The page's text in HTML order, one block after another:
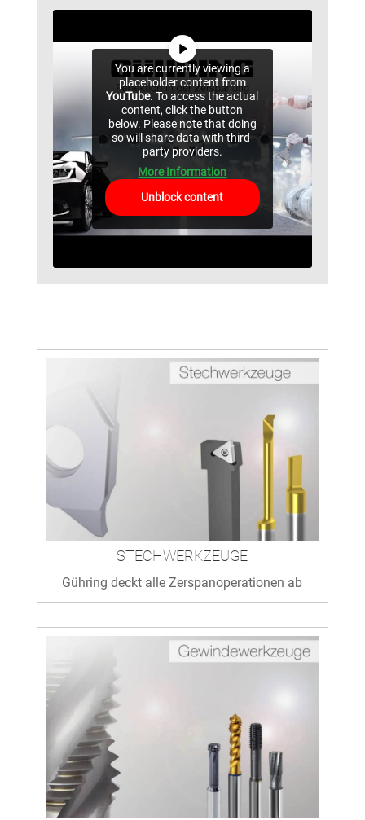
You are currently viewing a
placeholder content from
YouTube. To access the actual
content, click the button
below. Please note that doing
so will share data with third-
party providers.
More Information
Unblock content
STECHWERKZEUGE
Gühring deckt alle Zerspanoperationen ab